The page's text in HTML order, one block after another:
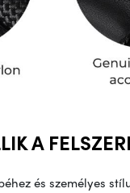
A
és személyes